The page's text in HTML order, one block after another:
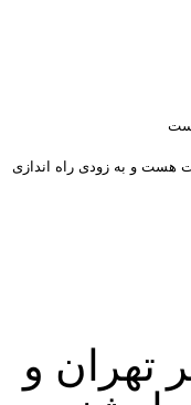
هست و به زودی راه اندازی
تهران و